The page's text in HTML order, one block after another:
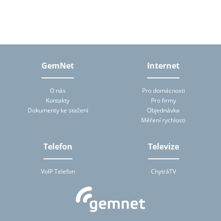
uzavřených podle ustanovení § 6 zákona č. 101/2000 Sb., o
správcem (zejména právo na poskytnutí informace o účelu
zpracování, rozsahu zpracovávaných osobních údajů a jejich
Správce mu tuto informaci bez zbytečného odkladu za přiměřenou
úhradu nepřevyšující náklady nezbytné na poskytnutí informace
předá. Zjistí-li subjekt údajů, že zpracování jeho osobních údajů je
v rozporu s ochranou jeho soukromého a osobního života nebo v
stavu. Subjekt údajů je oprávněn kdykoliv výše uvedený souhlas se
GemNet
O nás
Kontakty
Dokumenty ke stažení
Internet
Pro domácnosti
Pro firmy
Objednávka
Měření rychlosti
Telefon
VoIP Telefon
Televize
ChytráTV